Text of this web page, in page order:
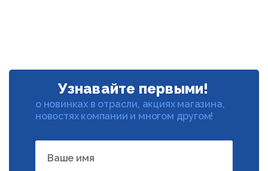
Узнавайте первыми!
о новинках в отрасли, акциях магазина,
новостях компании и многом другом!
Ваше имя